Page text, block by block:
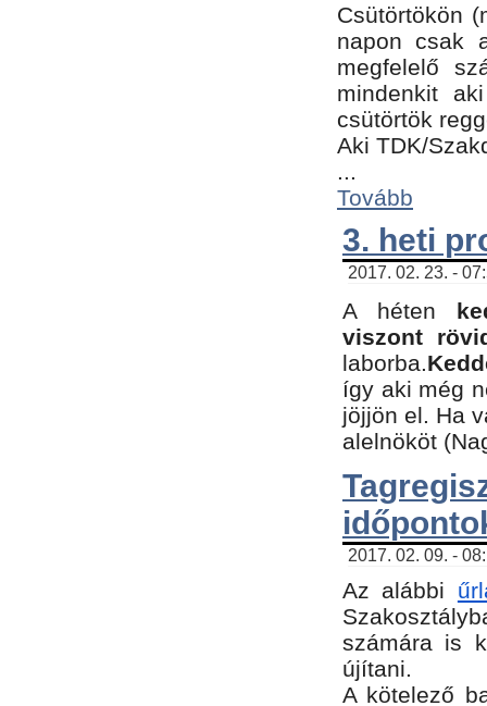
Csütörtökön
napon csak
megfelelő
mindenkit
csütörtök
Aki TDK/
...
Tovább
3. heti
2017. 02. 23. -
A héten
viszont
laborba.
így aki még
jöjjön el. Ha
alelnököt
2017. 02. 09. -
Az alábbi
számára is
újítani.
​A kötelező